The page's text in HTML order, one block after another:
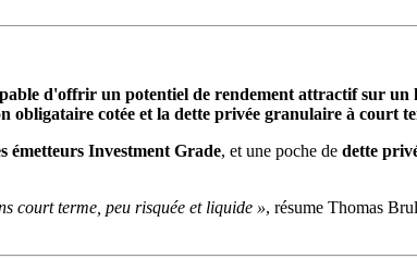
d'offrir un potentiel de rendement attractif sur
obligataire cotée et la dette privée granulaire à court
émetteurs Investment Grade, et une poche de dette
court terme, peu risquée et liquide », résume Thomas